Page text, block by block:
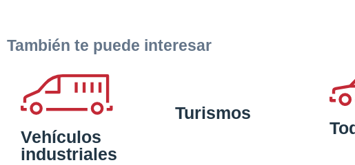
También te puede interesar
Vehículos
industriales
Turismos